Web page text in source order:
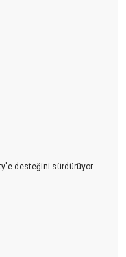
panikletmeye başladı
lüks oteller neden
desteğini sürdürüyor